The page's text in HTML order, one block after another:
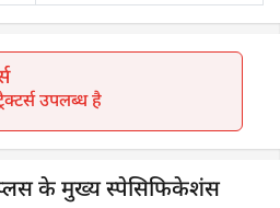
उपलब्ध है
प्लस के मुख्य स्पेसिफिकेशंस